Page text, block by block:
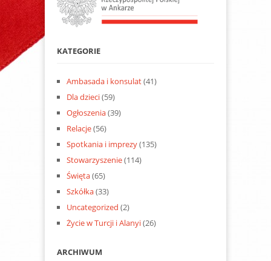
KATEGORIE
Ambasada i konsulat(41)
Dla dzieci(59)
Ogłoszenia(39)
Relacje(56)
Spotkania i imprezy(135)
Stowarzyszenie(114)
Święta(65)
Szkółka(33)
Uncategorized (2)
Życie w Turcji i Alanyi(26)
ARCHIWUM